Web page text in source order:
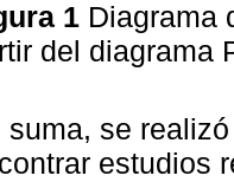
1 Diagrama
del diagrama
suma, se
estudios